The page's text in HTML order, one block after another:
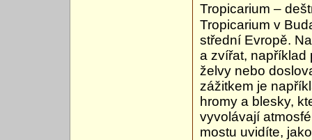
Tropicarium –
Tropicarium v
střední Evropě.
a zvířat, například
želvy nebo
zážitkem je
hromy a blesky,
vyvolávají
mostu uvidíte,